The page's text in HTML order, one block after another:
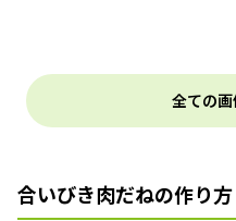
全ての
合いびき肉だねの作り方